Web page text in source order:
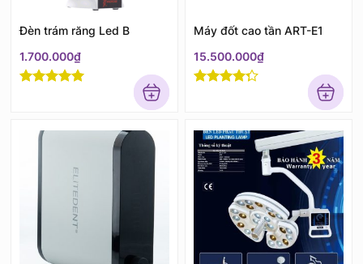
Đèn trám răng Led B
1.700.000₫
Máy đốt cao tần ART-E1
15.500.000₫